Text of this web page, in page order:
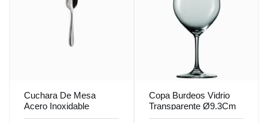
Cuchara De Mesa
Acero Inoxidable
Plateado 20.1 Cm Tulip
Copa Burdeos Vidrio
Transparente Ø9.3Cm
H22.5Cm 64Cl Laura